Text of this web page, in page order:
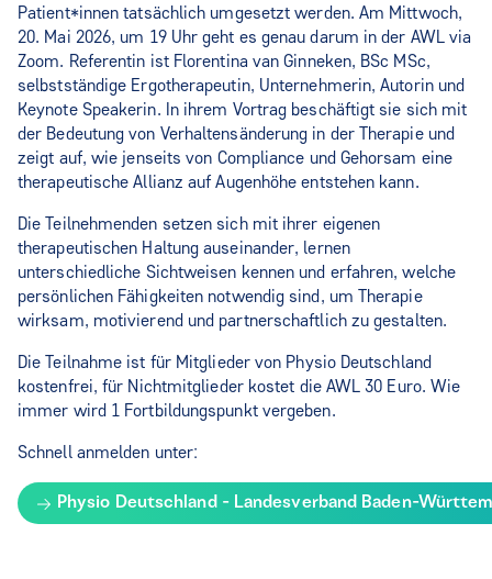
Patient*innen tatsächlich umgesetzt werden. Am Mittwoch,
20. Mai 2026, um 19 Uhr geht es genau darum in der AWL via
Zoom. Referentin ist Florentina van Ginneken, BSc MSc,
selbstständige Ergotherapeutin, Unternehmerin, Autorin und
Keynote Speakerin. In ihrem Vortrag beschäftigt sie sich mit
der Bedeutung von Verhaltensänderung in der Therapie und
zeigt auf, wie jenseits von Compliance und Gehorsam eine
therapeutische Allianz auf Augenhöhe entstehen kann.
Die Teilnehmenden setzen sich mit ihrer eigenen
therapeutischen Haltung auseinander, lernen
unterschiedliche Sichtweisen kennen und erfahren, welche
persönlichen Fähigkeiten notwendig sind, um Therapie
wirksam, motivierend und partnerschaftlich zu gestalten.
Die Teilnahme ist für Mitglieder von Physio Deutschland
kostenfrei, für Nichtmitglieder kostet die AWL 30 Euro. Wie
immer wird 1 Fortbildungspunkt vergeben.
Schnell anmelden unter:
Physio Deutschland - Landesverband Baden-